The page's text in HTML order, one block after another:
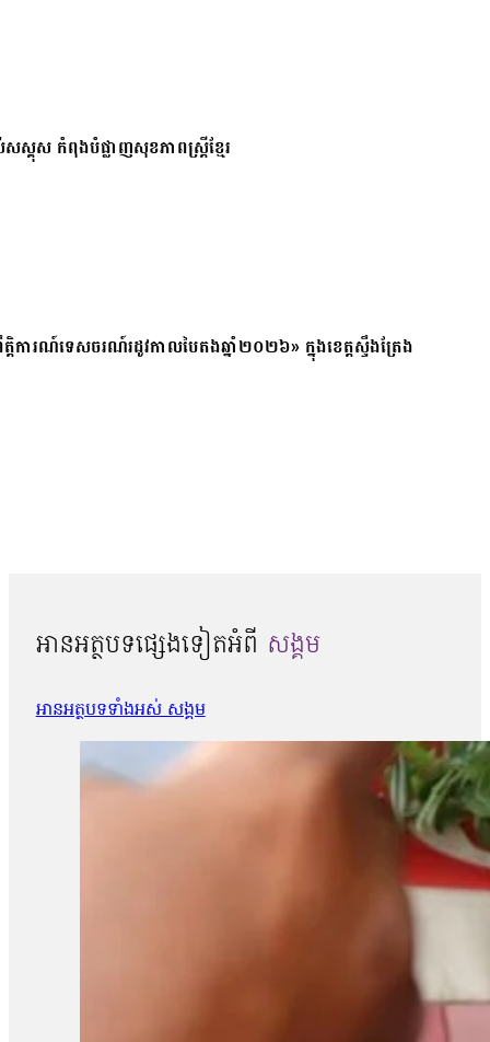
គុស កំពុងបំផ្លាញសុខភាពស្ត្រីខ្មែរ
ារណ៍ទេសចរណ៍រដូវកាលបៃតងឆ្នាំ២០២៦» ក្នុងខេត្តស្ទឹងត្រែង
អានអត្ថបទផ្សេងទៀតអំពី សង្គម
អានអត្ថបទទាំងអស់ សង្គម